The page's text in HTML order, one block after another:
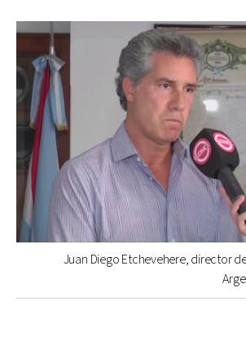
Juan Diego Etchevehere, director